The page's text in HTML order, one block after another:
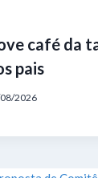
café da
pais
2026